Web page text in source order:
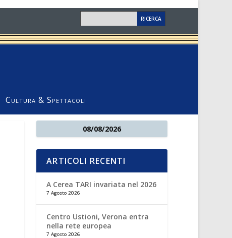
Cultura & Spettacoli
08/08/2026
ARTICOLI RECENTI
A Cerea TARI invariata nel 2026
7 Agosto 2026
Centro Ustioni, Verona entra
nella rete europea
7 Agosto 2026